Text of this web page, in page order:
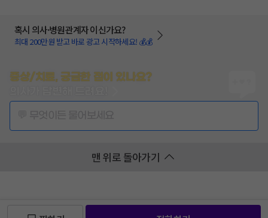
혹시 의사·병원관계자 이신가요?
최대 200만원 받고 바로 광고 시작하세요! 💰💰
증상/치료, 궁금한 점이 있나요?
맨 위로 돌아가기